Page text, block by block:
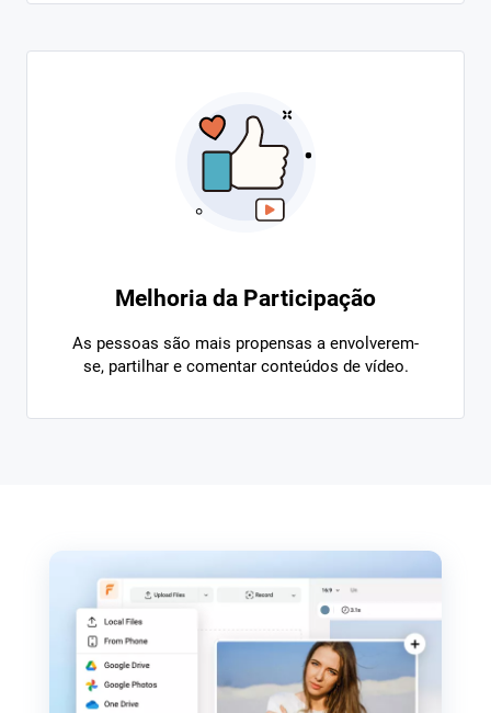
Melhoria da Participação
As pessoas são mais propensas a envolverem-
se, partilhar e comentar conteúdos de vídeo.